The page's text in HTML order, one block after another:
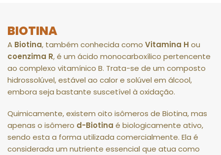
BIOTINA
A Biotina, também conhecida como Vitamina H ou
coenzima R, é um ácido monocarboxílico pertencente
ao complexo vitamínico B. Trata-se de um composto
hidrossolúvel, estável ao calor e solúvel em álcool,
embora seja bastante suscetível à oxidação.
Quimicamente, existem oito isômeros de Biotina, mas
apenas o isômero d-Biotina é biologicamente ativo,
sendo esta a forma utilizada comercialmente. Ela é
considerada um nutriente essencial que atua como